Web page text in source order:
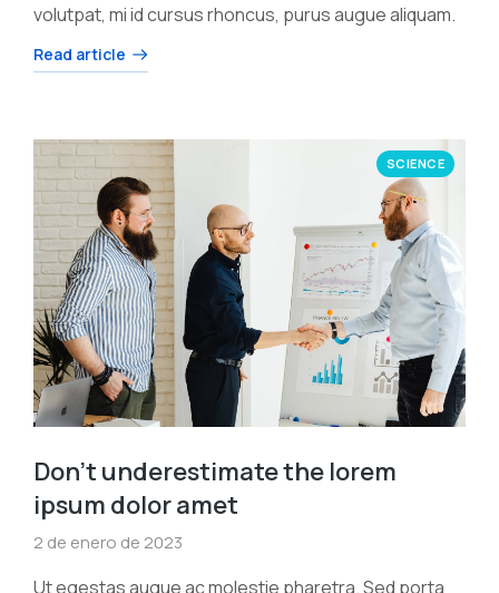
volutpat, mi id cursus rhoncus, purus augue aliquam.
Read article
SCIENCE
Don’t underestimate the lorem
ipsum dolor amet
2 de enero de 2023
Ut egestas augue ac molestie pharetra. Sed porta